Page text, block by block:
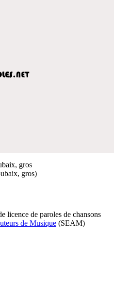
gros
gros)
licence de paroles de chansons
de Musique (SEAM)